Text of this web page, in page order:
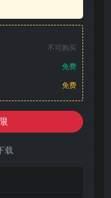
不可购买
免费
免费
载